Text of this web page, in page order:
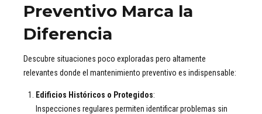
Preventivo Marca la
Diferencia
Descubre situaciones poco exploradas pero altamente
relevantes donde el mantenimiento preventivo es indispensable:
Edificios Históricos o Protegidos:
Inspecciones regulares permiten identificar problemas sin